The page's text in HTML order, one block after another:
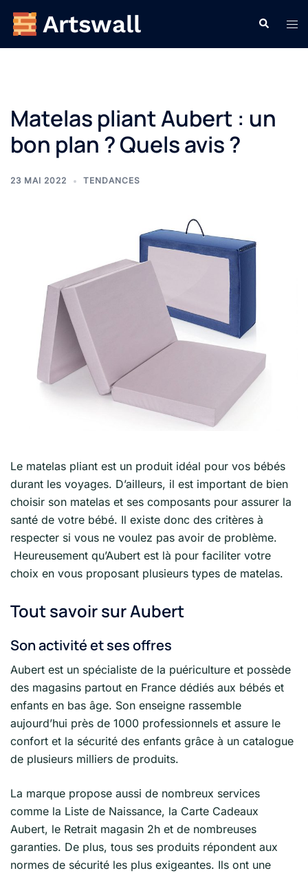
Matelas pliant Aubert : un
bon plan ? Quels avis ?
23 MAI 2022 TENDANCES
Le matelas pliant est un produit idéal pour vos bébés
durant les voyages. D’ailleurs, il est important de bien
choisir son matelas et ses composants pour assurer la
santé de votre bébé. Il existe donc des critères à
respecter si vous ne voulez pas avoir de problème.
Heureusement qu’Aubert est là pour faciliter votre
choix en vous proposant plusieurs types de matelas.
Tout savoir sur Aubert
Son activité et ses offres
Aubert est un spécialiste de la puériculture et possède
des magasins partout en France dédiés aux bébés et
enfants en bas âge. Son enseigne rassemble
aujourd’hui près de 1000 professionnels et assure le
confort et la sécurité des enfants grâce à un catalogue
de plusieurs milliers de produits.
La marque propose aussi de nombreux services
comme la Liste de Naissance, la Carte Cadeaux
Aubert, le Retrait magasin 2h et de nombreuses
garanties. De plus, tous ses produits répondent aux
normes de sécurité les plus exigeantes. Ils ont une